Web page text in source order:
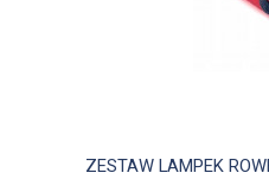
ZESTAW LAMPEK